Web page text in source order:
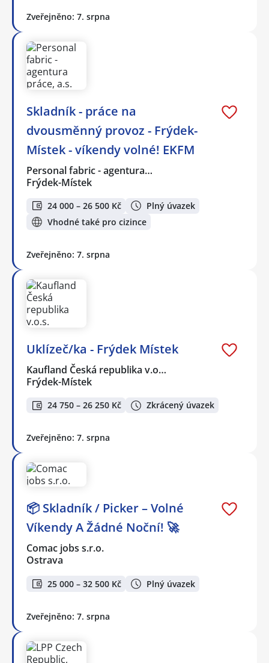
Zveřejněno: 7. srpna
Skladník - práce na
dvousměnný provoz - Frýdek-
Místek - víkendy volné! EKFM
Personal fabric - agentura…
Frýdek-Místek
24 000 – 26 500 Kč
Plný úvazek
Vhodné také pro cizince
Zveřejněno: 7. srpna
Uklízeč/ka - Frýdek Místek
Kaufland Česká republika v.o…
Frýdek-Místek
24 750 – 26 250 Kč Zkrácený úvazek
Zveřejněno: 7. srpna
📦 Skladník / Picker – Volné
Víkendy A Žádné Noční! 🚀
Comac jobs s.r.o.
Ostrava
25 000 – 32 500 Kč Plný úvazek
Zveřejněno: 7. srpna